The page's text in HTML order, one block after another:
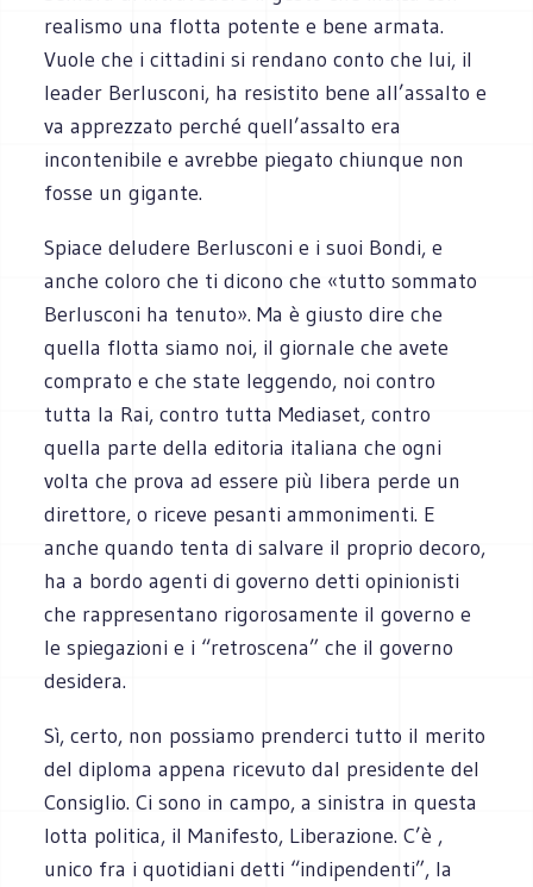
realismo una flotta potente e bene armata.
Vuole che i cittadini si rendano conto che lui, il
leader Berlusconi, ha resistito bene all’assalto e
va apprezzato perché quell’assalto era
incontenibile e avrebbe piegato chiunque non
fosse un gigante.
Spiace deludere Berlusconi e i suoi Bondi, e
anche coloro che ti dicono che «tutto sommato
Berlusconi ha tenuto». Ma è giusto dire che
quella flotta siamo noi, il giornale che avete
comprato e che state leggendo, noi contro
tutta la Rai, contro tutta Mediaset, contro
quella parte della editoria italiana che ogni
volta che prova ad essere più libera perde un
direttore, o riceve pesanti ammonimenti. E
anche quando tenta di salvare il proprio decoro,
ha a bordo agenti di governo detti opinionisti
che rappresentano rigorosamente il governo e
le spiegazioni e i “retroscena” che il governo
desidera.
Sì, certo, non possiamo prenderci tutto il merito
del diploma appena ricevuto dal presidente del
Consiglio. Ci sono in campo, a sinistra in questa
lotta politica, il Manifesto, Liberazione. C’è ,
unico fra i quotidiani detti “indipendenti”, la